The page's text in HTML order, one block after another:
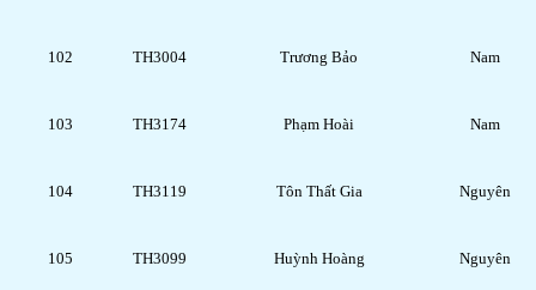
102 TH3004 Trương Bảo Nam
103 TH3174 Phạm Hoài Nam
104 TH3119 Tôn Thất Gia Nguyên
105 TH3099 Huỳnh Hoàng Nguyên